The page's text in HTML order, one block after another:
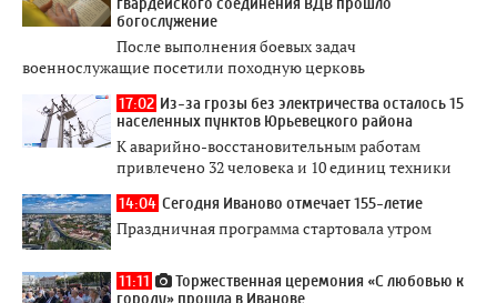
богослужение
После выполнения боевых задач
военнослужащие посетили походную церковь
17:02 Из-за грозы без электричества осталось 15
населенных пунктов Юрьевецкого района
К аварийно-восстановительным работам
привлечено 32 человека и 10 единиц техники
14:04 Сегодня Иваново отмечает 155-летие
Праздничная программа стартовала утром
11:11
Торжественная церемония «С любовью к
городу» прошла в Иванове